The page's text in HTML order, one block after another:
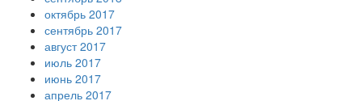
октябрь 2017
сентябрь 2017
август 2017
июль 2017
июнь 2017
апрель 2017